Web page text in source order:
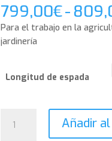
799,00€-
Para el trabajo en la
jardinería
Longitud de espada
Añadir